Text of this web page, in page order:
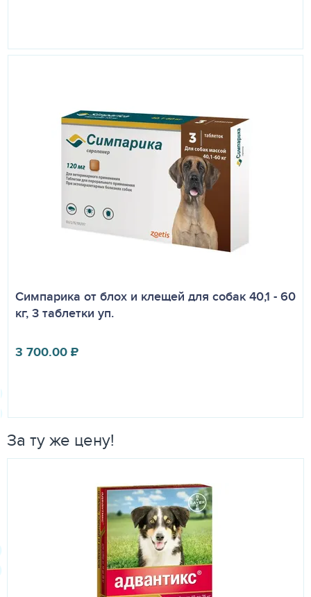
Симпарика от блох и клещей для собак 40,1 - 60
кг, 3 таблетки уп.
3 700.00₽
За ту же цену!